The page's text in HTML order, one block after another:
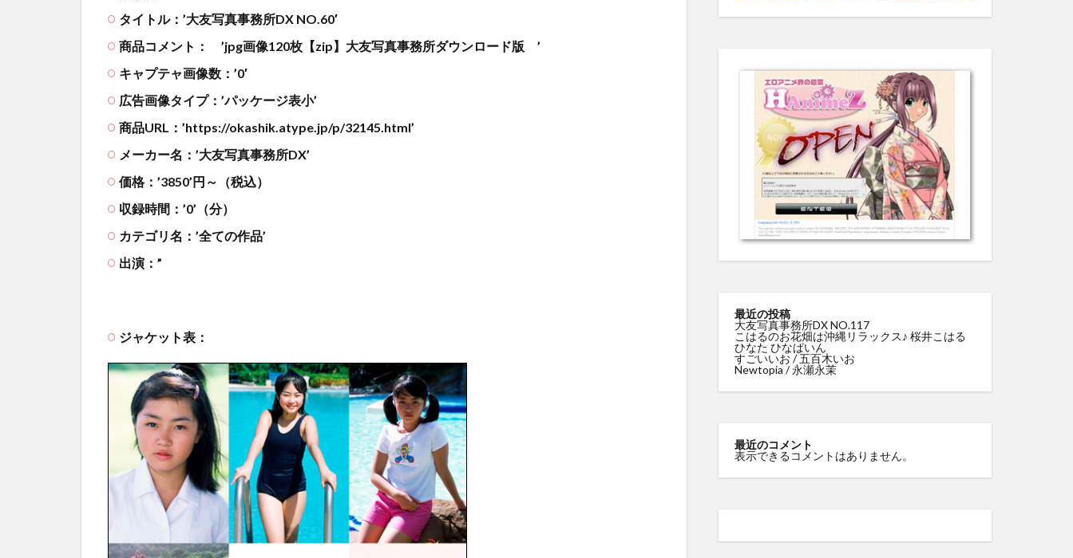
タイトル：’大友写真事務所DX NO.60′
商品コメント：
’jpg画像120枚【zip】大友写真事務所ダウンロード版 ’
キャプテャ画像数：’0′
広告画像タイプ：’パッケージ表小’
商品URL：’https://okashik.atype.jp/p/32145.html’
メーカー名：’大友写真事務所DX’
価格：’3850’円～（税込）
収録時間：’0’（分）
カテゴリ名：’全ての作品’
出演：”
ジャケット表：
最近の投稿
大友写真事務所DX NO.117
こはるのお花畑は沖縄リラックス♪ 桜井こはる
ひなた ひなぱいん
すごいいお / 五百木いお
Newtopia / 永瀬永茉
最近のコメント
表示できるコメントはありません。